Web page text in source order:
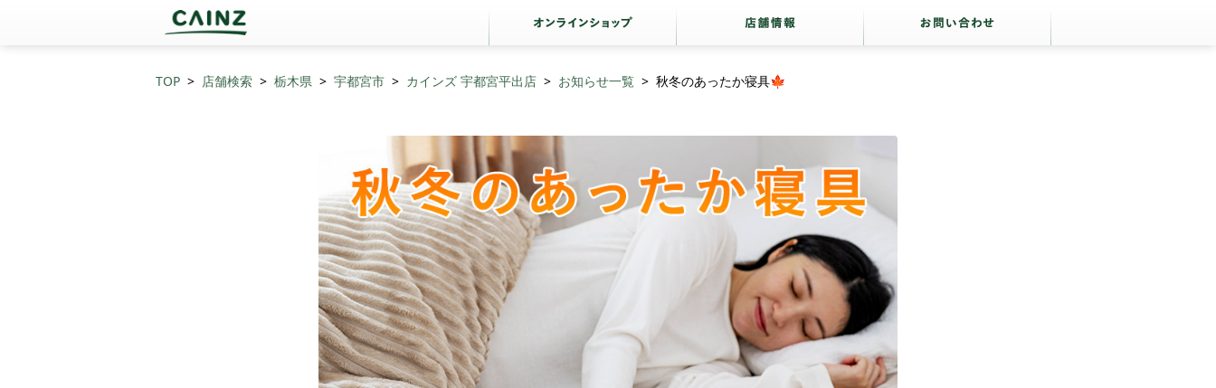
TOP 店舗検索 栃木県 宇都宮市 カインズ 宇都宮平出店 お知らせ一覧 秋冬のあったか寝具🍁